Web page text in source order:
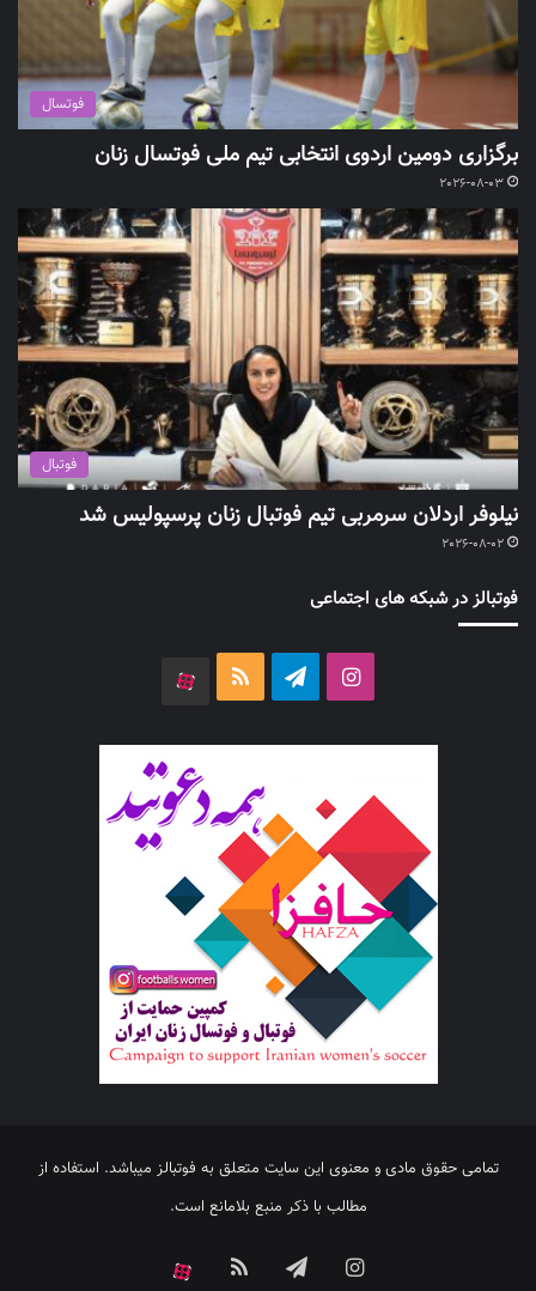
فوتسال
برگزاری دومین اردوی انتخابی تیم ملی فوتسال زنان
2026-08-03
فوتبال
نیلوفر اردلان سرمربی تیم فوتبال زنان پرسپولیس شد
2026-08-02
فوتبالز در شبکه های اجتماعی
اینستاگرامتلگرام خوراک
تمامی حقوق مادی و معنوی این سایت متعلق به فوتبالز میباشد. استفاده از
مطالب با ذکر منبع بلامانع است.
اینستاگرامتلگرام خوراک